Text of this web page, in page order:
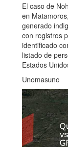
El caso de
en
generado
con registros
identificado
listado de
Estados
Unomasuno